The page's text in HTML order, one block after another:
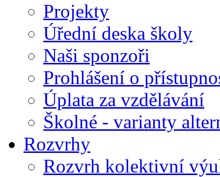
Projekty
Úřední deska školy
Naši sponzoři
Prohlášení o
Úplata za vzdělávání
Školné - varianty
Rozvrhy
Rozvrh kolektivní